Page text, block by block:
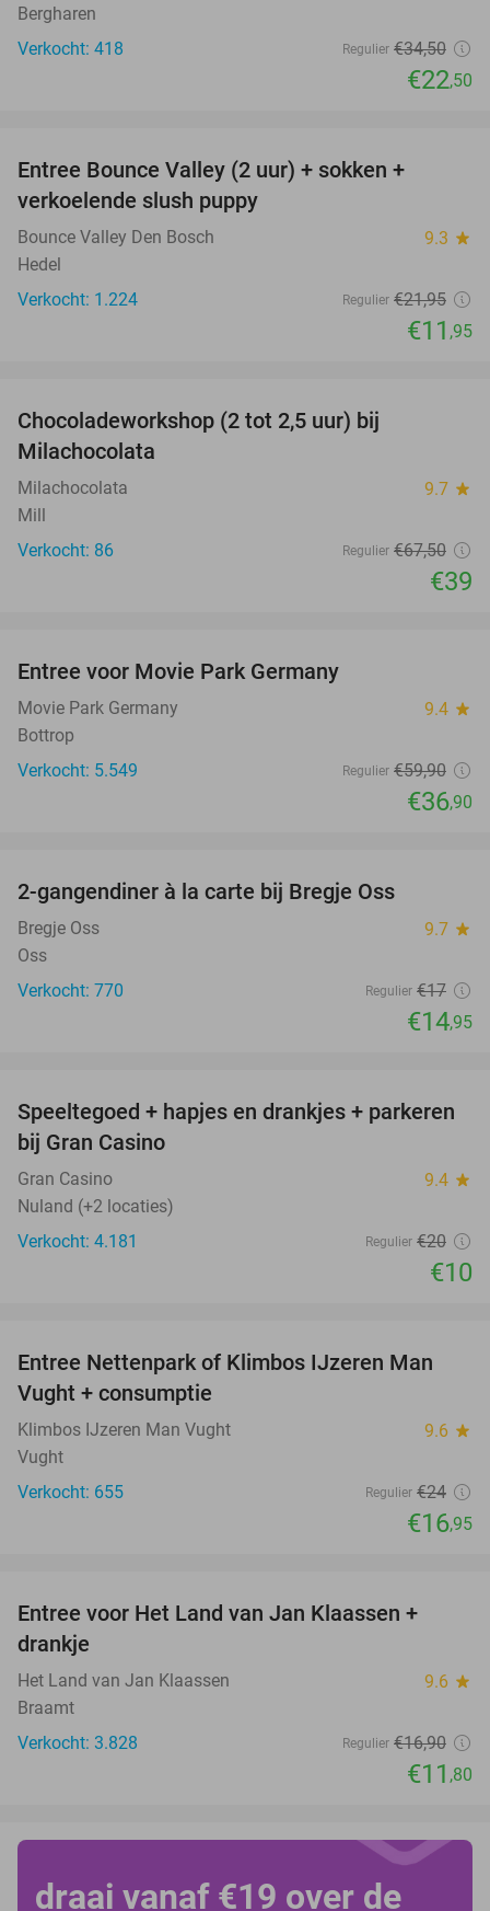
Bergharen
Verkocht: 418
Regulier €34,50
€22,50
Entree Bounce Valley (2 uur) + sokken +
verkoelende slush puppy
Bounce Valley Den Bosch 9.3 star
Hedel
Verkocht: 1.224
Regulier €21,95
€11 ,95
Chocoladeworkshop (2 tot 2,5 uur) bij
Milachocolata
Milachocolata 9.7 star
Mill
Verkocht: 86
Regulier €67,50
€39
Entree voor Movie Park Germany
Movie Park Germany 9.4 star
Bottrop
Verkocht: 5.549
Regulier €59,90
€36,90
2-gangendiner à la carte bij Bregje Oss
Bregje Oss 9.7 star
Oss
Verkocht: 770
Regulier €17
€14,95
50%
Speeltegoed + hapjes en drankjes + parkeren
bij Gran Casino
Gran Casino 9.4 star
Nuland (+2 locaties)
Verkocht: 4.181
Regulier €20
€10
29%
Entree Nettenpark of Klimbos IJzeren Man
Vught + consumptie
Klimbos IJzeren Man Vught 9.6 star
Vught
Verkocht: 655
Regulier €24
€16,95
Entree voor Het Land van Jan Klaassen +
drankje
Het Land van Jan Klaassen 9.6 star
Braamt
Verkocht: 3.828
Regulier €16,90
€11 ,80
draai vanaf €19 over de